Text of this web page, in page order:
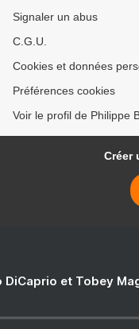
Signaler un abus
C.G.U.
Cookies et données
Préférences cookies
Voir le profil de Philippe
Créer
DiCaprio et Tobey